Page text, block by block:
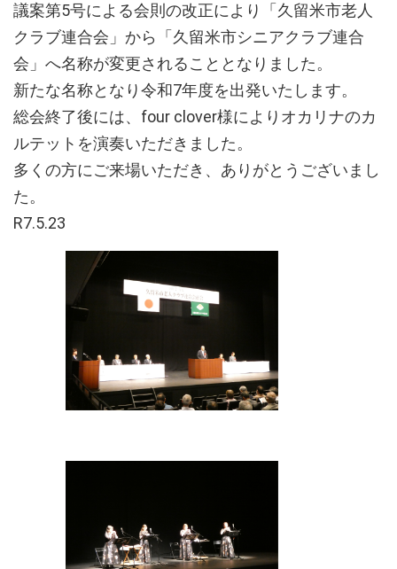
議案第5号による会則の改正により「久留米市老人
クラブ連合会」から「久留米市シニアクラブ連合
会」へ名称が変更されることとなりました。
新たな名称となり令和7年度を出発いたします。
総会終了後には、four clover様によりオカリナのカ
ルテットを演奏いただきました。
多くの方にご来場いただき、ありがとうございまし
た。
R7.5.23